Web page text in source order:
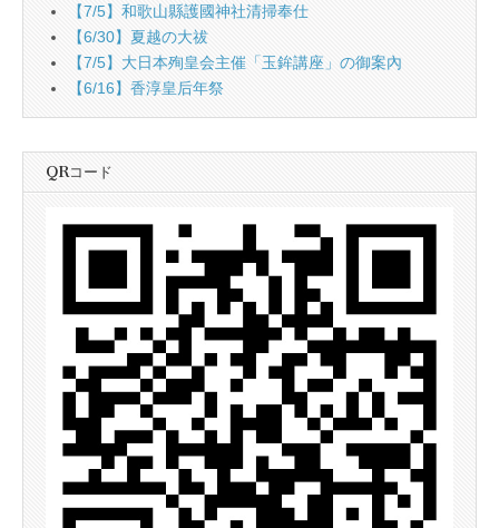
【7/5】和歌山縣護國神社清掃奉仕
【6/30】夏越の大祓
【7/5】大日本殉皇会主催「玉鉾講座」の御案內
【6/16】香淳皇后年祭
QRコード